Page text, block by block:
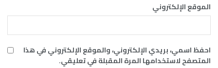
الموقع الإلكتروني
احفظ اسمي، بريدي الإلكتروني، والموقع الإلكتروني في هذا
المتصفح لاستخدامها المرة المقبلة في تعليقي.